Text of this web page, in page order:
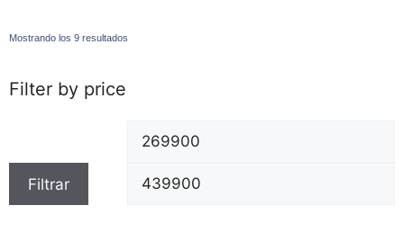
Mostrando los 9 resultados
Filter by price
Filtrar